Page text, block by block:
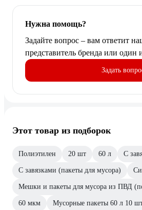
Нужна помощь?
Задайте вопрос – вам ответит
представитель бренда или один
Задать
Этот товар из подборок
Полиэтилен 20 шт 60 л С
С завязками (пакеты для мусора)
60 мкм Мусорные пакеты 60 л 10